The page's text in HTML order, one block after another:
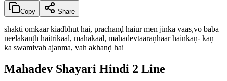
Copy Share
shakti omkaar kiadbhut hai, prachanḍ haiur men jinka vaas,vo baba
neelakanṭh haitrikaal, mahakaal, mahadevtaaraṇhaar hainkaṇ- kaṇ
ka swamivah ajanma, vah akhanḍ hai
Mahadev Shayari Hindi 2 Line